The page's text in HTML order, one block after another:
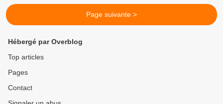
Page suivante >
Hébergé par Overblog
Top articles
Pages
Contact